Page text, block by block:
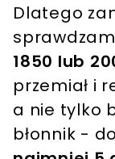
Dlatego
1850 lub
przemiał i
a nie tylko
błonnik -